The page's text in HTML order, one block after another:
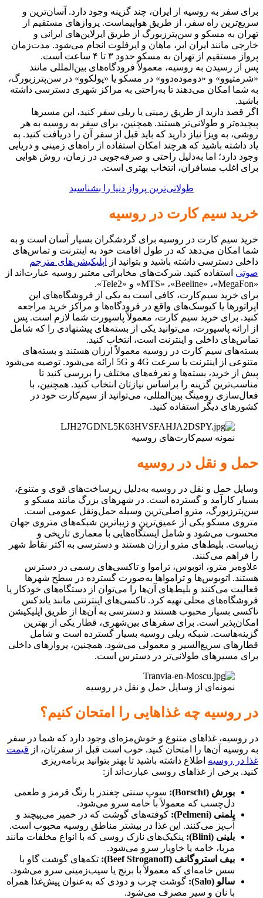
برای سفر به روسیه از ایران، چند گزینه وجود دارد. آسان‌ترین و
سریع‌ترین راه سفر، از طریق هواپیماست. پروازهای مستقیم از
تهران به مسکو و سن‌پترزبورگ از طریق ایرلاین‌های ایرانی و
خارجی مانند ایران ایر، ماهان و ایرفلوت انجام می‌شود. مدت‌زمان
پرواز مستقیم از تهران به مسکو حدود ۳ تا ۴ ساعت است.
پس از رسیدن به روسیه، معمولاً فرودگاه‌های بین‌المللی مانند
«شرمتیوو» و «دوموده‌دوو» در مسکو یا «پولکوو» در سن‌پترزبورگ،
به شما امکان می‌دهند تا به‌راحتی به مراکز شهری دسترسی داشته
باشید.
اگر قصد دارید از طریق زمینی یا ریلی سفر کنید، این مسیرها
پیچیده‌تر و طولانی‌تر هستند. همچنین، برای سفر به روسیه به هر
روشی، به ویزا نیاز دارید که باید قبل از سفر آن را دریافت کنید. به
یاد داشته باشید که هرچند امکان استفاده از راه‌های زمینی و دریایی
وجود دارد؛ اما به‌دلیل راحتی و صرفه‌جویی در زمان، روش هوایی
برای اغلب مسافران، انتخاب بهتری است.
طولانی‌‎ترین پرواز دنیا را بشناسید
خرید سیم کارت در روسیه
خرید سیم کارت در روسیه برای گردشگران بسیار آسان است و به
شما امکان می‌دهد که در طول اقامت خود به اینترنت و تماس‌های
داخلی دسترسی داشته باشید و بتوانید از
اپلیکیشن‌های مترجم
صوتی استفاده کنید. شرکت‌های مخابراتی معتبر روسیه عبارت‌اند از
«MTS» ،«Beeline» ،«MegaFon» و «Tele2».
برای خرید سیم‌کارت، کافی است به یکی از فروشگاه‌های این
اپراتورها یا کیوسک‌های واقع در فرودگاه‌ها و مراکز خرید مراجعه
کنید. برای خرید سیم کارت، معمولاً پاسپورت شما لازم است. پس
از ارائه پاسپورت، می‌توانید یکی از بسته‌های پیشنهادی را که شامل
تماس‌های داخلی و اینترنت است، انتخاب کنید.
بسته‌های سیم کارت در روسیه معمولاً ارزان هستند و بسته‌های
متنوعی از اینترنت با سرعت 4G و 5G ارائه می‌شود. توصیه می‌شود
پیش از خرید، بسته‌ها و تعرفه‌های مختلف را بررسی کنید تا
مناسب‌ترین گزینه را براساس نیازتان انتخاب کنید. همچنین، با
فعال‌سازی رومینگ بین‌المللی، می‌توانید از سیم‌کارت خود در
کشورهای دیگر استفاده کنید.
نمونه سیم‌کارت‌های روسیه
حمل و نقل در روسیه
وسایل حمل و نقل در روسیه به‌دلیل زیرساخت‌های قوی و متنوع،
بسیار کارآمد و گسترده است. در شهرهای بزرگ مانند مسکو و
سن‌پترزبورگ، مترو اصلی‌ترین وسیله حمل‌و‌نقل عمومی است.
متروی مسکو یکی از عمیق‌ترین و زیباترین شبکه‌های متروی جهان
محسوب می‌شود و شامل ایستگاه‌هایی با معماری تاریخی و
زیباست. بلیط‌های مترو ارزان هستند و دسترسی به اکثر نقاط شهر
را فراهم می‌کنند.
علاوه‌بر مترو، اتوبوس، تراموا و تاکسی‌های رسمی در دسترس
هستند. اتوبوس‌ها و ترامواها به‌صورت گسترده در سطح شهرها
فعالیت می‌کنند و بلیط‌های آن‌ها را می‌توان از دستگاه‌های خودکار یا
فروشگاه‌های محلی تهیه کرد. تاکسی‌های اینترنتی مانند یاندکس
تاکسی بسیار محبوب هستند و دسترسی به آن‌ها از طریق اپلیکیشن
امکان‌پذیر است. برای سفرهای بین‌شهری، قطار یکی از بهترین
گزینه‌هاست. شبکه ریلی روسیه بسیار گسترده است و شامل
قطارهای سریع‌السیر و معمولی می‌شود. همچنین، پروازهای داخلی
برای مسیرهای طولانی‌تر در دسترس است.
نمونه‌ای از وسایل حمل و نقل در روسیه
در روسیه چه غذاهایی را امتحان کنیم؟
در روسیه، غذاهای متنوع و خوش‌مزه‌ای وجود دارد که شما در سفر
به روسیه آن‌ها را امتحان کنید. خوب است قبل از سفرتان، از قیمت
غذا در روسیه اطلاع داشته باشید تا بهتر بتوانید برنامه‌ریزی
کنید. برخی از غذاهای روسی عبارت‌اند از:
بورش (Borscht):
سوپ سنتی چغندر با رنگ قرمز و طعمی
دل‌چسب که معمولاً با خامه سرو می‌شود.
پلمنی (Pelmeni):
کوفته‌های گوشت که در خمیر می‌پیچند و
آب‌پز می‌کنند. این غذا در بیشتر مناطق روسیه محبوب است.
بلینی (Blini):
پنکیک‌های نازک روسی که با انواع مخلفات مانند
مربا، خامه یا خاویار سرو می‌شود.
بیف استروگانف (Beef Stroganoff):
تکه‌های گوشت گاو با
سس خامه‌ای که معمولاً با برنج یا سیب‌زمینی سرو می‌شود.
سالو (Salo):
گوشت چرب و دودی که به‌عنوان پیش‌غذا همراه
با نان و سیر مصرف می‌شود.